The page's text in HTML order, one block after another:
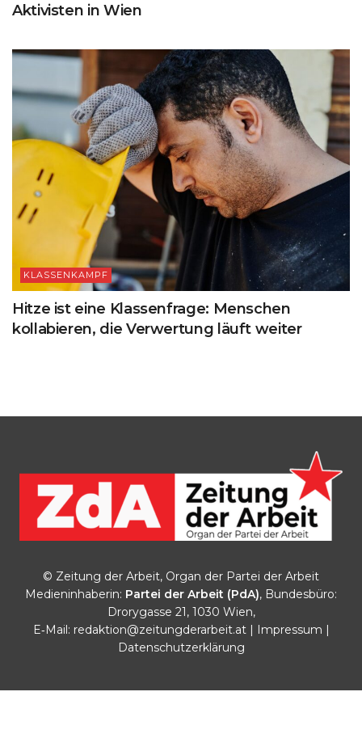
Aktivisten in Wien
KLASSENKAMPF
Hitze ist eine Klassenfrage: Menschen
kollabieren, die Verwertung läuft weiter
© Zeitung der Arbeit, Organ der Partei der Arbeit
Medieninhaberin: Partei der Arbeit (PdA), Bundesbüro:
Drorygasse 21, 1030 Wien,
E‑Mail: redaktion@zeitungderarbeit.at| Impressum |
Datenschutzerklärung